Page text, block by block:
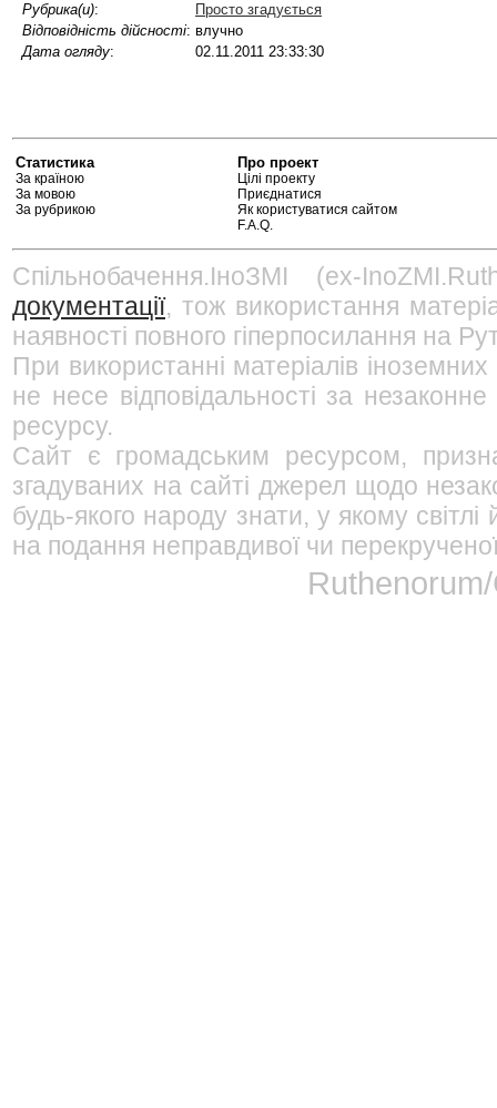
Рубрика(и):
Просто згадується
Відповідність дійсності: влучно
Дата огляду: 02.11.2011 23:33:30
Статистика
За країною
За мовою
За рубрикою
Про проект
Цілі проекту
Приєднатися
Як користуватися сайтом
F.A.Q.
Спільнобачення.ІноЗМІ (ex-
документації, тож використання
наявності повного гіперпосилання на
При використанні матеріалів
не несе відповідальності за
ресурсу.
Сайт є громадським ресурсом,
згадуваних на сайті джерел щодо
будь-якого народу знати, у якому
на подання неправдивої чи